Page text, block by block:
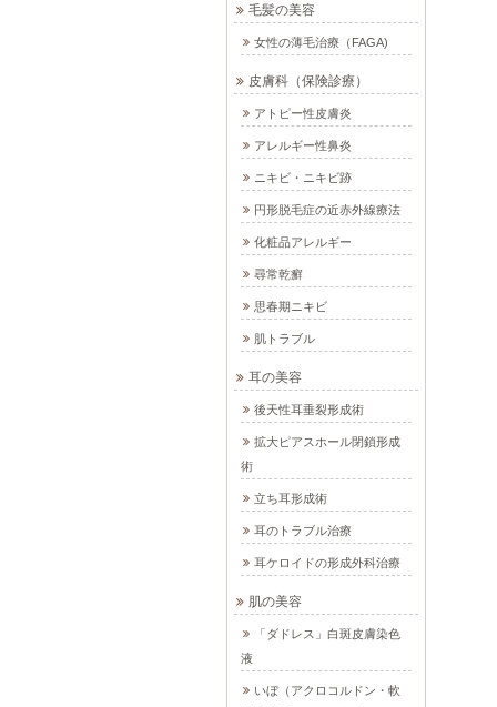
毛髪の美容
女性の薄毛治療（FAGA)
皮膚科（保険診療）
アトピー性皮膚炎
アレルギー性鼻炎
ニキビ・ニキビ跡
円形脱毛症の近赤外線療法
化粧品アレルギー
尋常乾癬
思春期ニキビ
肌トラブル
耳の美容
後天性耳垂裂形成術
拡大ピアスホール閉鎖形成
術
立ち耳形成術
耳のトラブル治療
耳ケロイドの形成外科治療
肌の美容
「ダドレス」白斑皮膚染色
液
いぼ（アクロコルドン・軟